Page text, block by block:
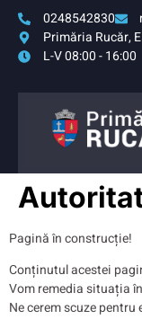
0248542830
Primăria Rucăr,
L-V 08:00 - 16:00
Pagină în construcție!
Conținutul acestei
Vom remedia situația
Ne cerem scuze